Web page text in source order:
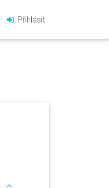
Přihlásit